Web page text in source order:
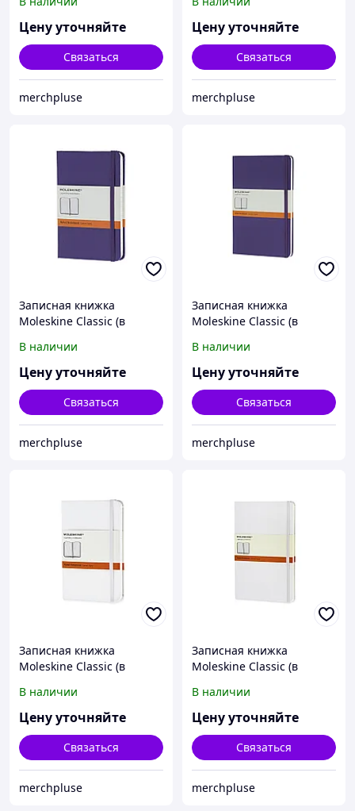
обложке, Large (13х21см),
зеленый
Цену уточняйте
Связаться
merchpluse
обложке, Pocket (9x14см),
оранжевый
Цену уточняйте
Связаться
merchpluse
Записная книжка
Moleskine Classic (в
обложке, Pocket (9x14см),
фиолетовый
В наличии
Цену уточняйте
Связаться
merchpluse
Записная книжка
Moleskine Classic (в
обложке, Large (13х21см),
фиолетовый
В наличии
Цену уточняйте
Связаться
merchpluse
Записная книжка
Moleskine Classic (в
обложке, Pocket (9x14см),
белый
В наличии
Цену уточняйте
Связаться
merchpluse
Записная книжка
Moleskine Classic (в
обложке, Large (13х21см),
белый
В наличии
Цену уточняйте
Связаться
merchpluse